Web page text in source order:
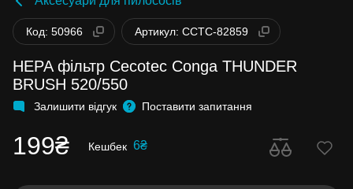
Код: 50966 Артикул: CCTC-82859
HEPA фільтр Cecotec Conga THUNDER
BRUSH 520/550
Залишити відгук Поставити запитання
199₴ Кешбек 6₴